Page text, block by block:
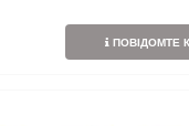
ПОВІДОМТЕ